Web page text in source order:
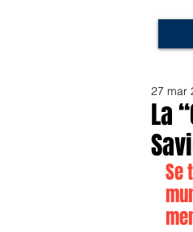
La
27 mar
Se